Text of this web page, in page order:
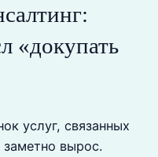
«докупать
услуг, связанных
вырос.